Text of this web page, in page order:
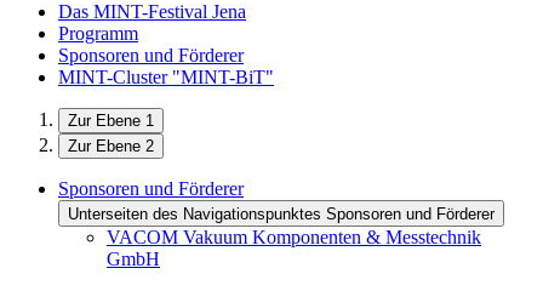
Das MINT-Festival Jena
Programm
Sponsoren und Förderer
MINT-Cluster "MINT-BiT"
Zur Ebene 1
Zur Ebene 2
Sponsoren und Förderer
Unterseiten des Navigationspunktes Sponsoren und Förderer
VACOM Vakuum Komponenten & Messtechnik
GmbH